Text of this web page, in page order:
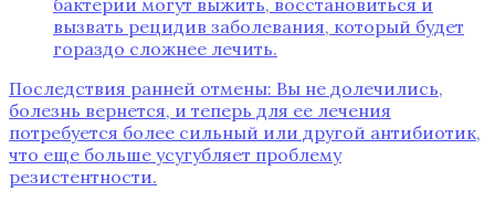
вызвать рецидив заболевания‚ который будет
гораздо сложнее лечить.
Последствия ранней отмены: Вы не долечились‚
болезнь вернется‚ и теперь для ее лечения
потребуется более сильный или другой антибиотик‚
что еще больше усугубляет проблему
резистентности.